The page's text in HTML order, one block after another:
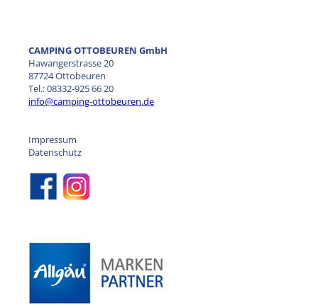
CAMPING OTTOBEUREN GmbH
Hawangerstrasse 20
87724 Ottobeuren
Tel.: 08332-925 66 20
info@camping-ottobeuren.de
Impressum
Datenschutz